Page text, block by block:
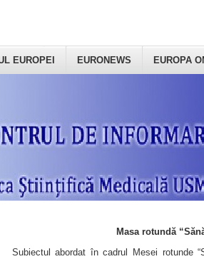
EUROPEI EURONEWS EUROPA
Masa rotundă
Subiectul abordat în cadrul Mesei rotunde